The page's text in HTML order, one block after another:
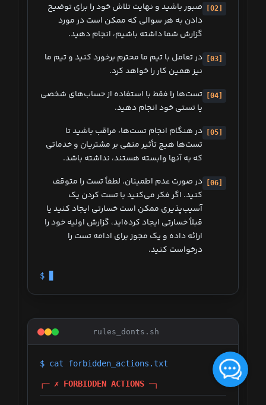
صبور باشید و نهایت تلاش خود را برای توضیح
دادن به هر سوالی که ممکن است در مورد
گزارش شما داشته باشیم، انجام دهید.
در تعامل با تیم ما محترم برخورد کنید و تیم ما
نیز همین کار را خواهد کرد.
تست‌ها را فقط با استفاده از حساب‌های شخصی
یا تستی خود انجام دهید.
در هنگام انجام تست‌ها، مراقب باشید تا
تست‌ها هیچ تأثیر منفی بر مشتریان و خدماتی
که به آنها وابسته هستند، نداشته باشد.
در صورت عدم اطمینان، لطفاً تست را متوقف
کنید. اگر فکر می‌کنید با تست کردن یک
آسیب‌پذیری ممکن است خسارتی ایجاد کنید یا
قبلاً خسارتی ایجاد کرده‌اید، گزارش اولیه خود را
ارائه داده و یک مجوز برای ادامه تست را
درخواست کنید.
$ ▊
rules_donts.sh
$ cat forbidden_actions.txt
┌─ ✗ FORBIDDEN ACTIONS ─┐